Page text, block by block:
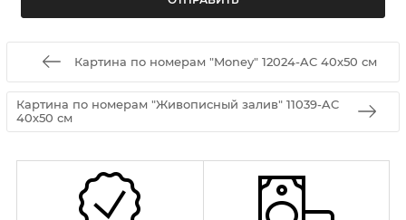
Картина по номерам "Money" 12024-AC 40х50 см
Картина по номерам "Живописный залив" 11039-AC
40х50 см